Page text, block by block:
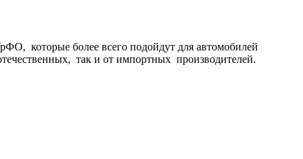
которые более всего подойдут для автомобилей
так и от импортных производителей.